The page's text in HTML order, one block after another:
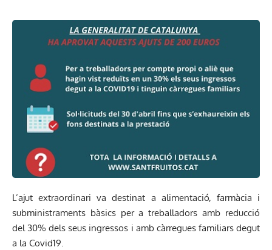
L’ajut extraordinari va destinat a alimentació, farmàcia i
subministraments bàsics per a treballadors amb reducció
del 30% dels seus ingressos i amb càrregues familiars degut
a la Covid19.